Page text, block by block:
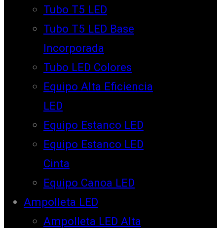
Tubo T5 LED
Tubo T5 LED Base
Incorporada
Tubo LED Colores
Equipo Alta Eficiencia
LED
Equipo Estanco LED
Equipo Estanco LED
Cinta
Equipo Canoa LED
Ampolleta LED
Ampolleta LED Alta